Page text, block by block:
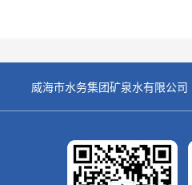
威海市水务集团矿泉水有限公司